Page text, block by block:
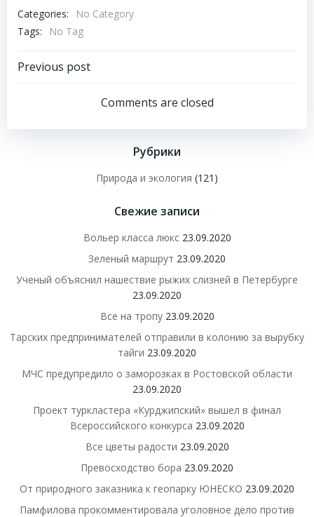
Categories:
No Category
Tags:
No Tag
Навигация
записям
Previous post
Comments are closed
Рубрики
Природа и экология (121)
Свежие записи
Вольер класса люкс 23.09.2020
Зеленый маршрут 23.09.2020
Ученый объяснил нашествие рыжих слизней в Петербурге
23.09.2020
Все на тропу 23.09.2020
Тарских предпринимателей отправили в колонию за вырубку
тайги 23.09.2020
МЧС предупредило о заморозках в Ростовской области
23.09.2020
Проект туркластера «Курджипский» вышел в финал
Всероссийского конкурса 23.09.2020
Все цветы радости 23.09.2020
Превосходство бора 23.09.2020
От природного заказника к геопарку ЮНЕСКО 23.09.2020
Памфилова прокомментировала уголовное дело против